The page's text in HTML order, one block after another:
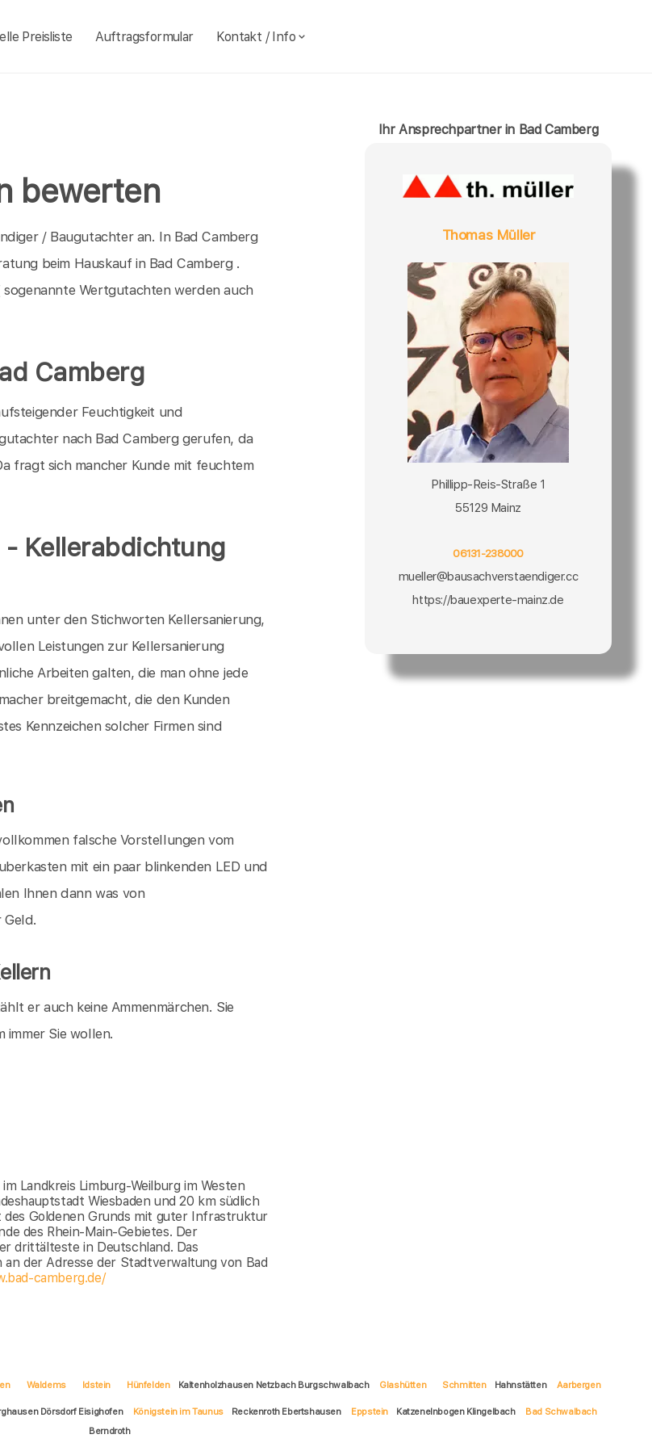
Preisliste Auftragsformular Kontakt / Info
bewerten
/ Baugutachter an. In Bad Camberg
beim Hauskauf in Bad Camberg .
Wertgutachten werden auch
Camberg
Feuchtigkeit und
nach Bad Camberg gerufen, da
fragt sich mancher Kunde mit feuchtem
Kellerabdichtung
unter den Stichworten Kellersanierung,
Leistungen zur Kellersanierung
Arbeiten galten, die man ohne jede
breitgemacht, die den Kunden
Kennzeichen solcher Firmen sind
falsche Vorstellungen vom
mit ein paar blinkenden LED und
Ihnen dann was von
er auch keine Ammenmärchen. Sie
immer Sie wollen.
Landkreis Limburg-Weilburg im Westen
Wiesbaden und 20 km südlich
Goldenen Grunds mit guter Infrastruktur
des Rhein-Main-Gebietes. Der
drittälteste in Deutschland. Das
der Adresse der Stadtverwaltung von Bad
camberg.de/
Ihr Ansprechpartner in Bad Camberg
Thomas Müller
Phillipp-Reis-Straße 1
55129 Mainz
06131-238000
mueller@bausachverstaendiger.cc
https://bauexperte-mainz.de
Waldems Idstein Hünfelden Kaltenholzhausen Netzbach Burgschwalbach Glashütten Schmitten Hahnstätten Aarbergen
Dörsdorf Eisighofen Königstein im Taunus Reckenroth Ebertshausen Eppstein Katzenelnbogen Klingelbach
Bad Schwalbach
Berndroth